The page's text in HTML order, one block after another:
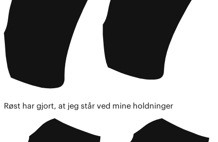
Røst har gjort, at jeg står ved mine holdninger